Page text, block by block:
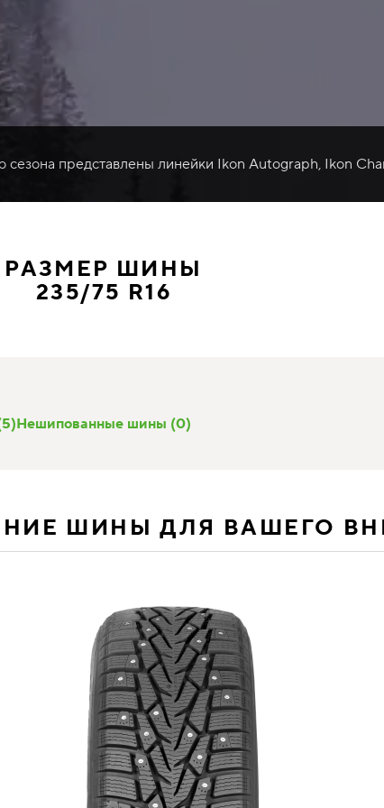
представлены линейки Ikon Autograph, Ikon
РАЗМЕР ШИНЫ
235/75 R16
Нешипованные шины (0)
ШИНЫ ДЛЯ ВАШЕГО